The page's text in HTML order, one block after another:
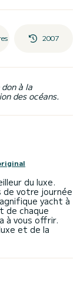
2007
à la
des océans.
du luxe.
de votre journée
yacht à
de chaque
à vous offrir.
et de la